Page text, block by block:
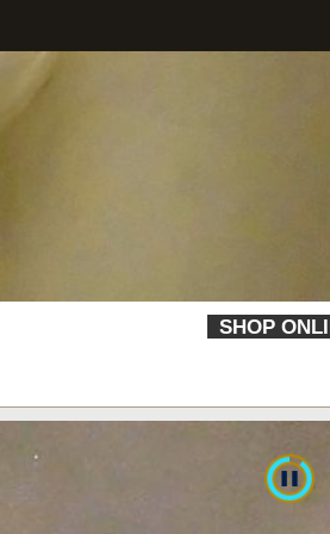
SHOP ONLINE